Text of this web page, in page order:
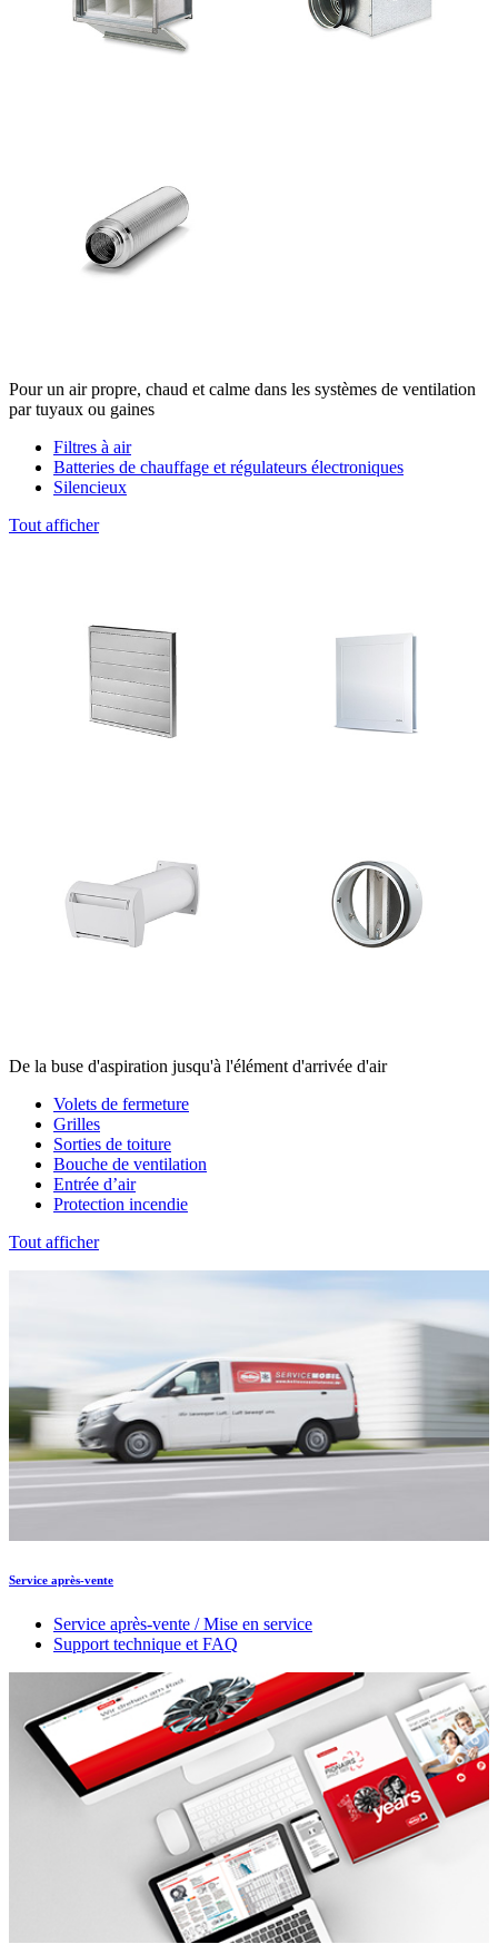
Pour un air propre, chaud et calme dans les systèmes de ventilation
par tuyaux ou gaines
Filtres à air
Batteries de chauffage et régulateurs électroniques
Silencieux
Tout afficher
De la buse d'aspiration jusqu'à l'élément d'arrivée d'air
Volets de fermeture
Grilles
Sorties de toiture
Bouche de ventilation
Entrée d’air
Protection incendie
Tout afficher
Service après-vente
Service après-vente / Mise en service
Support technique et FAQ